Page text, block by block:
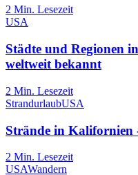
2 Min. Lesezeit
USA
Städte und Regionen
weltweit bekannt
2 Min. Lesezeit
StrandurlaubUSA
Strände in Kalifornien
2 Min. Lesezeit
USAWandern